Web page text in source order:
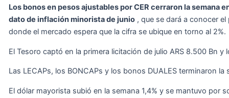
Los bonos en pesos ajustables por CER cerraron la semana
dato de inflación minorista de junio , que se dará a conocer
donde el mercado espera que la cifra se ubique en torno al 2%.
El Tesoro captó en la primera licitación de julio ARS 8.500 Bn y
Las LECAPs, los BONCAPs y los bonos DUALES terminaron la
El dólar mayorista subió en la semana 1,4% y se mantuvo por